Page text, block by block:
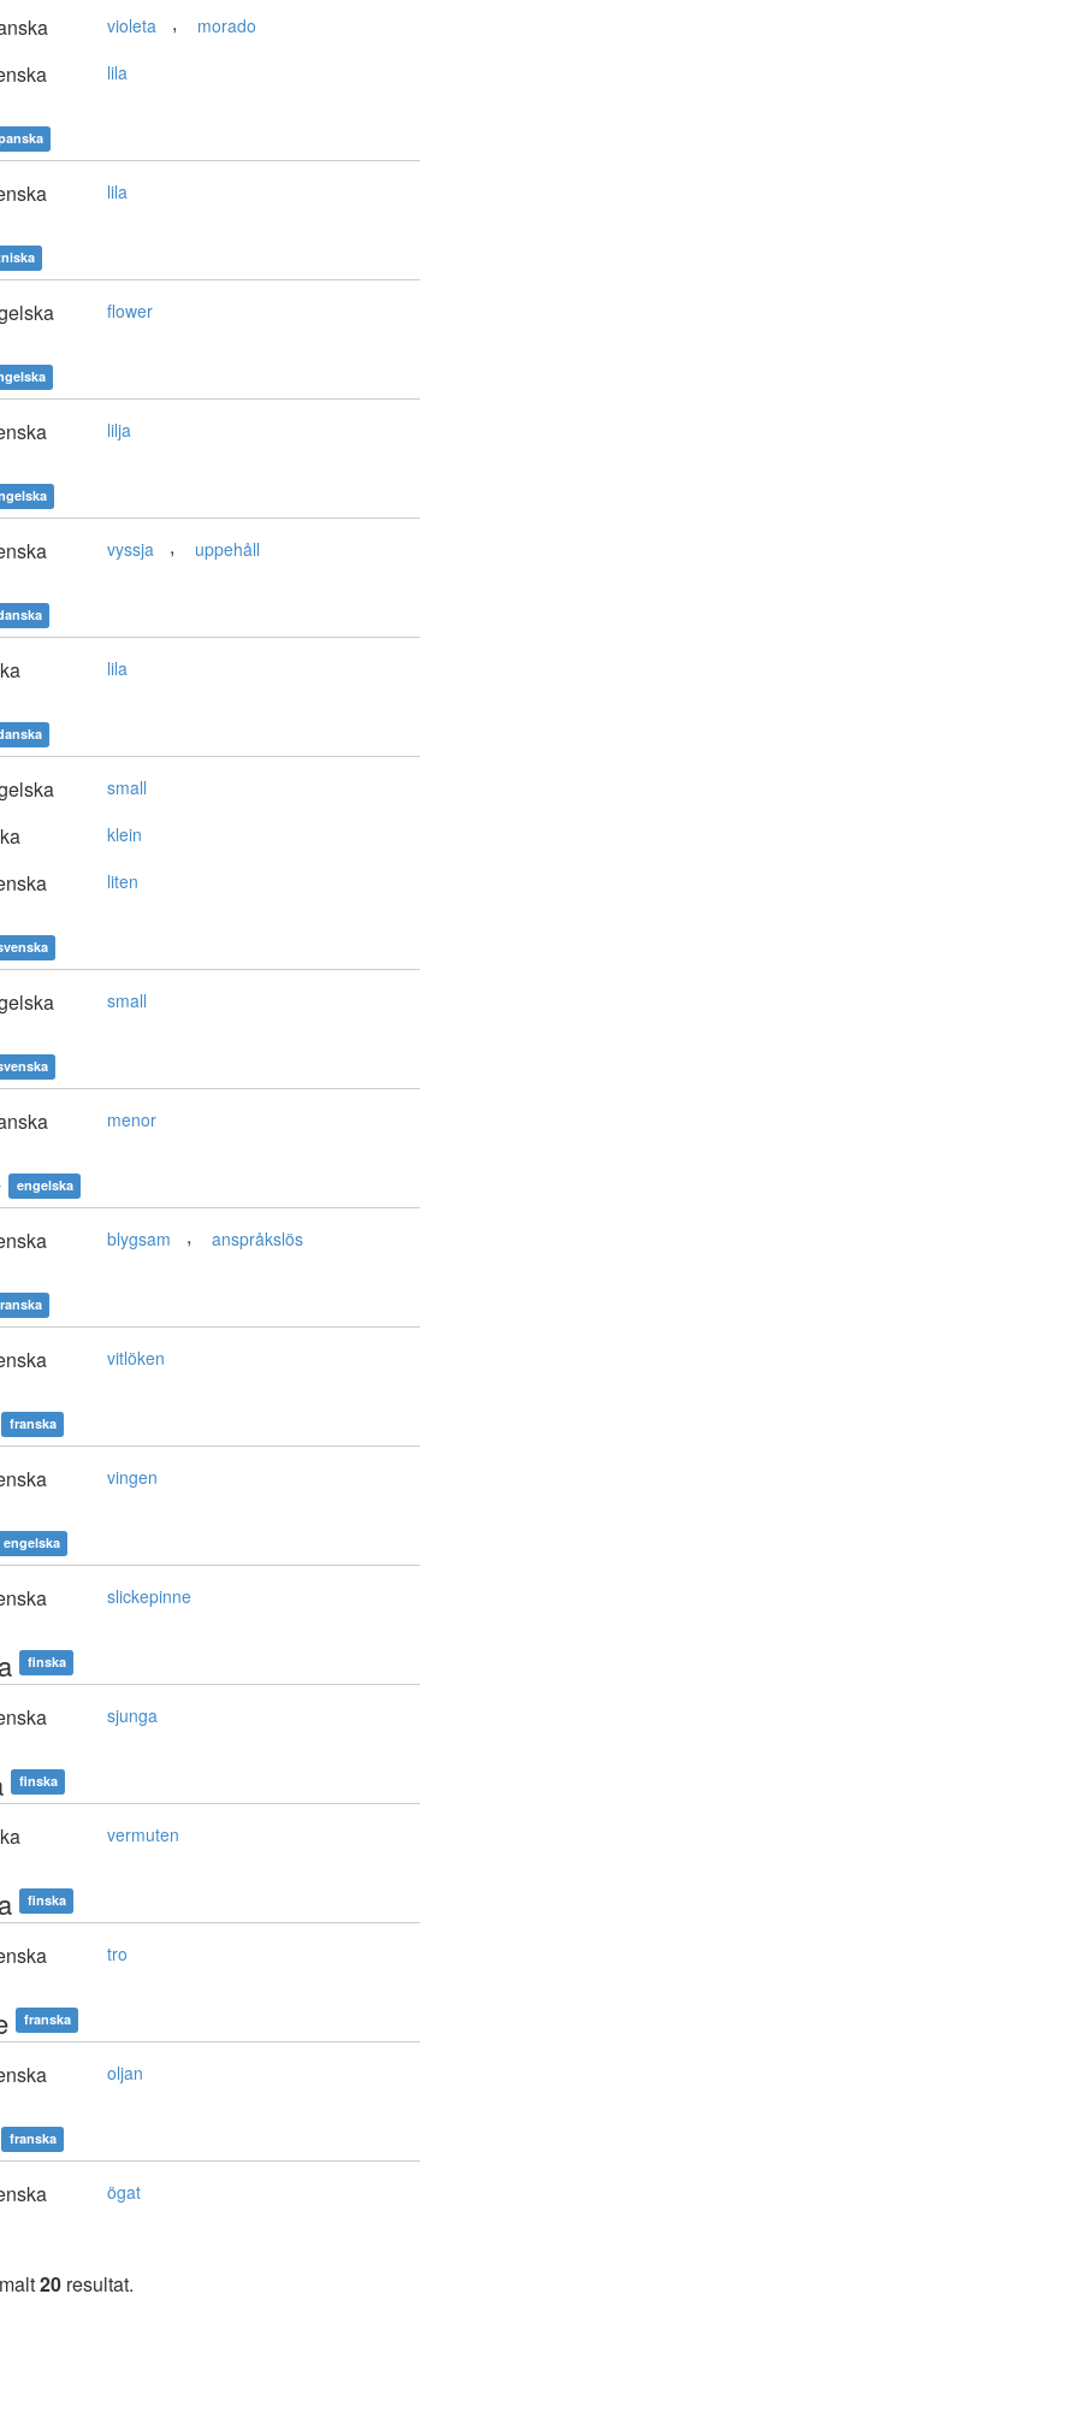
violeta , morado
lila
lila
flower
lilja
vyssja , uppehåll
lila
small
klein
liten
small
menor
engelska
blygsam , anspråkslös
vitlöken
franska
vingen
engelska
slickepinne
finska
sjunga
finska
vermuten
finska
tro
franska
oljan
franska
ögat
20 resultat.